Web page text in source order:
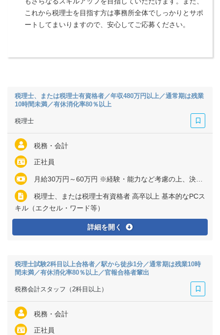
これから税理士を目指す方は事務所全体でしっかりとサポ
ートしてまいりますので、安心してご応募ください。
税理士、または税理士有資格者／年収480万円以上／通常期は残業
10時間未満／有休消化率80％以上
税理士
税務・会計
正社員
月給30万円～60万円 ※経験・能力など考慮の上、決定いたします ※上記に固定残業代（月33時間分＝6万9000円～13万7000円）を含む ※超過分は別途全額支給
税理士、または税理士有資格者 高卒以上 基本的なPCス
キル（エクセル・ワード等）
詳細を開く
税理士試験2科目以上合格者／駅から徒歩1分／通常期は残業10時
間未満／有休消化率80％以上／官報合格者輩出
税務会計スタッフ（2科目以上）
税務・会計
正社員